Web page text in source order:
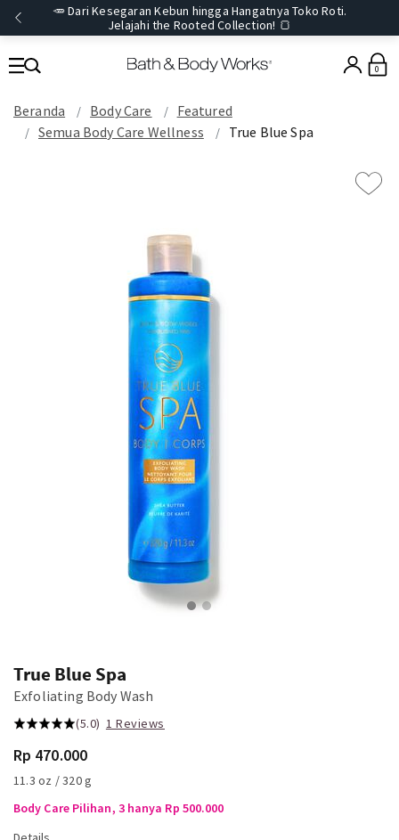
🥕 Dari Kesegaran Kebun hingga Hangatnya Toko Roti.
Jelajahi the Rooted Collection! 🍞
0
Beranda Body Care
Featured
Semua Body Care Wellness
True Blue Spa
True Blue Spa
Exfoliating Body Wash
(5.0) 1 Reviews
Rp 470.000
11.3 oz / 320 g
Body Care Pilihan, 3 hanya Rp 500.000